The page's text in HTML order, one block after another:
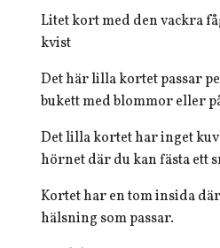
Litet kort med den vackra
kvist
Det här lilla kortet passar
bukett med blommor eller
Det lilla kortet har inget
hörnet där du kan fästa ett
Kortet har en tom insida
hälsning som passar.